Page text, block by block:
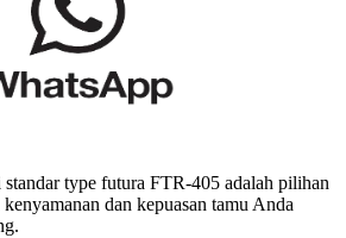
type futura FTR-405 adalah pilihan
dan kepuasan tamu Anda